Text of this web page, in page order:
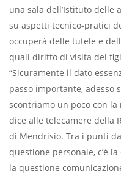
una sala dell’Istituto delle
su aspetti tecnico-pratici
occuperà delle tutele e
quali diritto di visita dei
“Sicuramente il dato
passo importante, adesso
scontriamo un poco con
dice alle telecamere della
di Mendrisio. Tra i punti
questione personale, c’è
la questione